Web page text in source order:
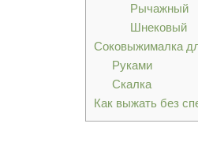
Рычажный
Шнековый
Соковыжималка
Руками
Скалка
Как выжать без